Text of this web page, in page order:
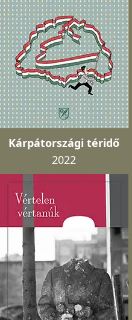
Kárpátországi téridő
2022